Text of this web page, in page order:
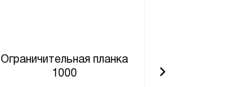
Ограничительная планка
1000